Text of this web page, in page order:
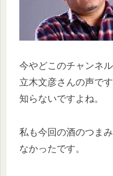
今やどこのチャンネ
立木文彦さんの声で
知らないですよね。
私も今回の酒のつま
なかったです。